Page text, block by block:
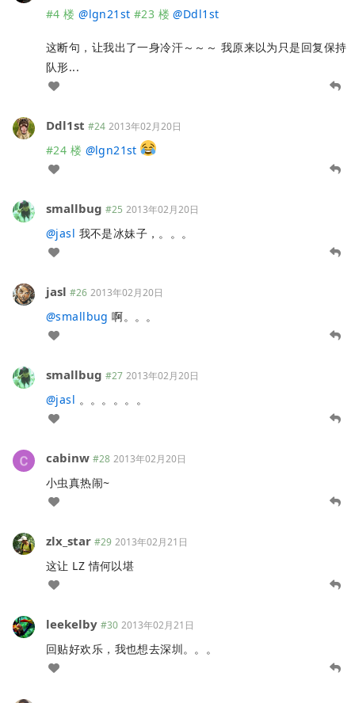
#4 楼 @lgn21st #23 楼 @Ddl1st
这断句，让我出了一身冷汗～～～ 我原来以为只是回复保持
队形...
Ddl1st #24 2013年02月20日
#24 楼 @lgn21st
smallbug #25 2013年02月20日
@jasl 我不是冰妹子，。。。
jasl #26 2013年02月20日
@smallbug 啊。。。
smallbug #27 2013年02月20日
@jasl 。。。。。。
cabinw #28 2013年02月20日
小虫真热闹~
zlx_star #29 2013年02月21日
这让 LZ 情何以堪
leekelby #30 2013年02月21日
回贴好欢乐，我也想去深圳。。。